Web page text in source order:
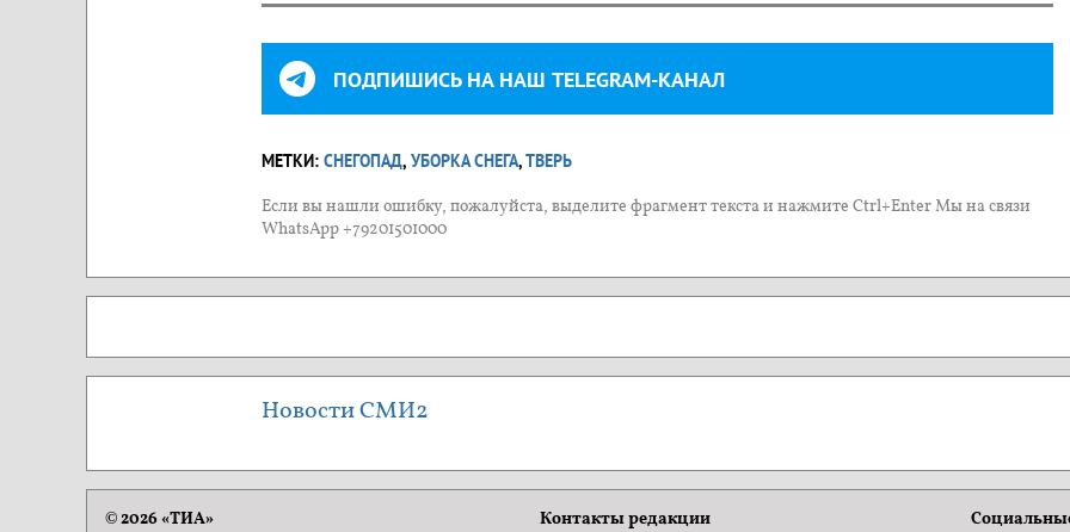
ПОДПИШИСЬ НА НАШ TELEGRAM-КАНАЛ
МЕТКИ: СНЕГОПАД, УБОРКА СНЕГА,ТВЕРЬ
Если вы нашли ошибку, пожалуйста, выделите фрагмент текста и нажмите Ctrl+Enter Мы на связи
WhatsApp +79201501000
Новости СМИ2
© 2026 «ТИА»
Контакты редакции